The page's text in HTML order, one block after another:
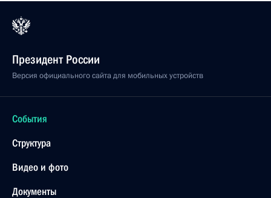
Президент России
Версия официального сайта для мобильных устройств
События
Структура
Видео и фото
Документы